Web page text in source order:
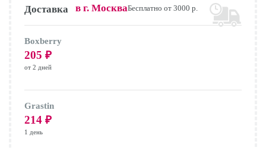
Доставка в г. МоскваБесплатно от 3000 р.
Boxberry
205 ₽
от 2 дней
Grastin
214 ₽
1 день